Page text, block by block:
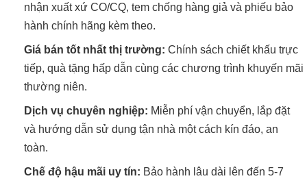
nhận xuất xứ CO/CQ, tem chống hàng giả và phiếu bảo
hành chính hãng kèm theo.
Giá bán tốt nhất thị trường: Chính sách chiết khấu trực
tiếp, quà tặng hấp dẫn cùng các chương trình khuyến mãi
thường niên.
Dịch vụ chuyên nghiệp: Miễn phí vận chuyển, lắp đặt
và hướng dẫn sử dụng tận nhà một cách kín đáo, an
toàn.
Chế độ hậu mãi uy tín: Bảo hành lâu dài lên đến 5-7